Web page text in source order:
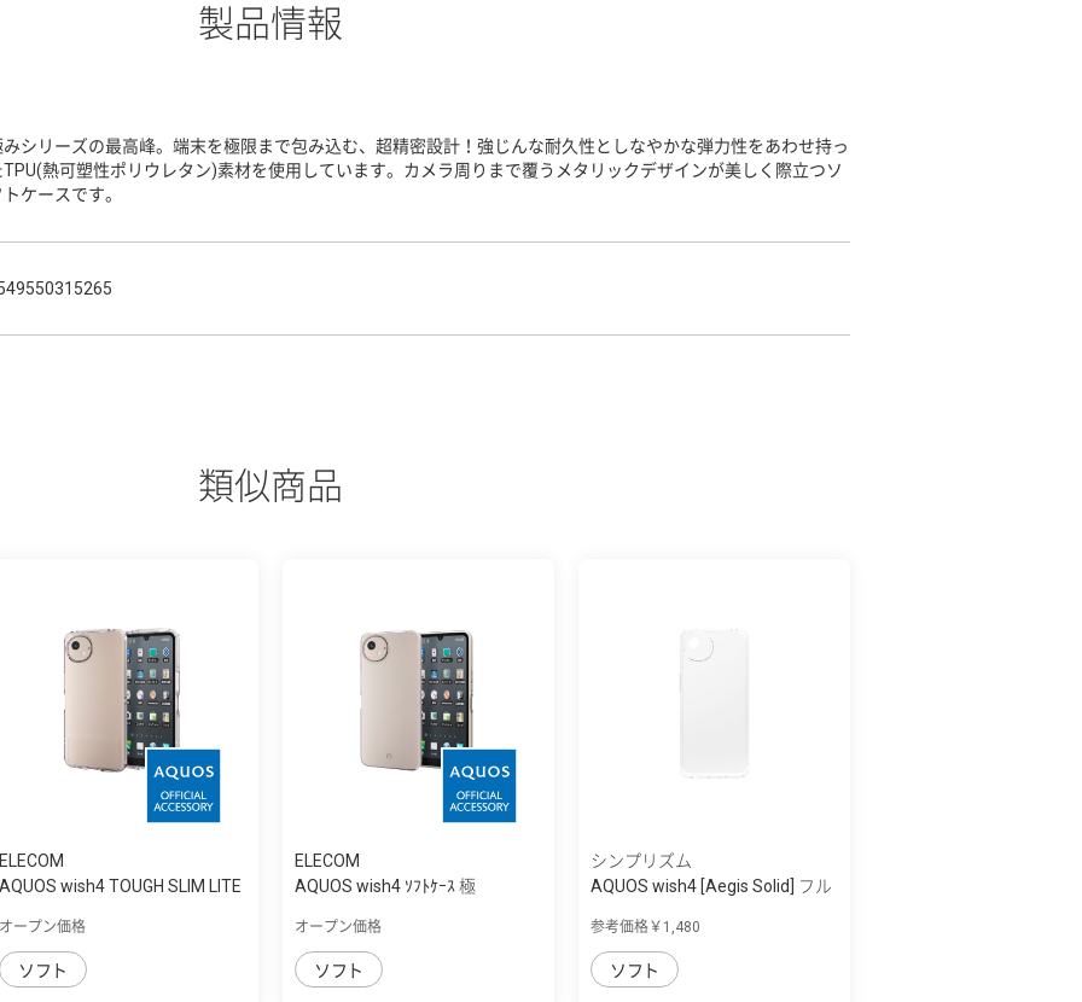
製品情報
みシリーズの最高峰。端末を極限まで包み込む、超精密設計！強じんな耐久性としなやかな弾力性をあわせ持っ
TPU(熱可塑性ポリウレタン)素材を使用しています。カメラ周りまで覆うメタリックデザインが美しく際立つソ
ケースです。
類似商品
ELECOM
AQUOS wish4 TOUGH SLIM LITE
オープン価格
ソフト
ELECOM
AQUOS wish4 ｿﾌﾄｹｰｽ 極
オープン価格
ソフト
シンプリズム
AQUOS wish4 [Aegis Solid] フル
参考価格￥1,480
ソフト